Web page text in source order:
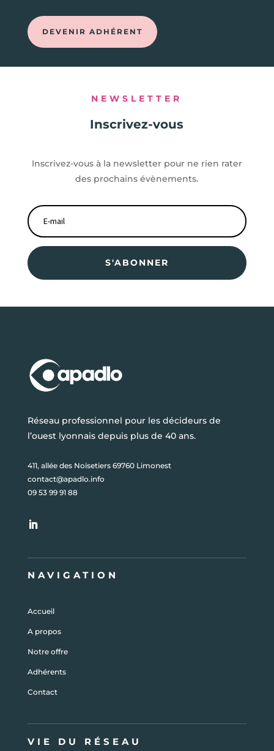
DEVENIR ADHÉRENT
NEWSLETTER
Inscrivez-vous
Inscrivez-vous à la newsletter pour ne rien rater
des prochains évènements.
S'ABONNER
Réseau professionnel pour les décideurs de
l’ouest lyonnais depuis plus de 40 ans.
411, allée des Noisetiers 69760 Limonest
contact@apadlo.info
09 53 99 91 88
NAVIGATION
Accueil
A propos
Notre offre
Adhérents
Contact
VIE DU RÉSEAU